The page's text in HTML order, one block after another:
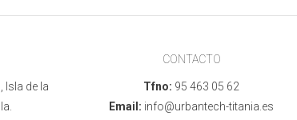
Isla de la
CONTACTO
Tfno: 95 463 05 62
Email: info@urbantech-titania.es